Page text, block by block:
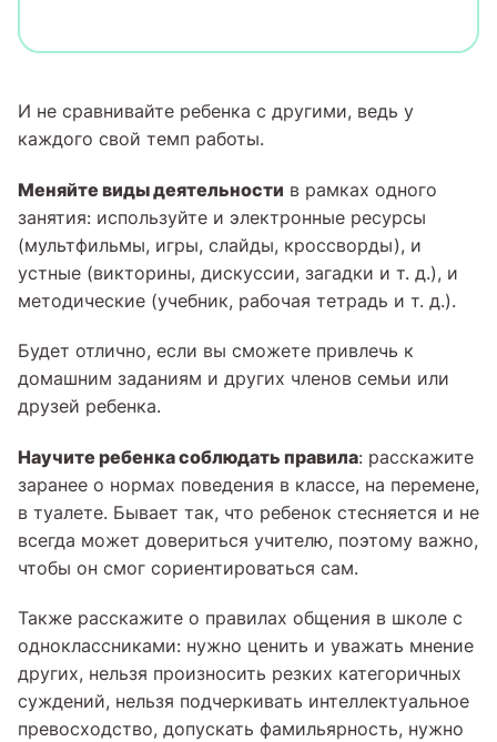
И не сравнивайте ребенка с другими, ведь у
каждого свой темп работы.
Меняйте виды деятельности в рамках одного
занятия: используйте и электронные ресурсы
(мультфильмы, игры, слайды, кроссворды), и
устные (викторины, дискуссии, загадки и т. д.), и
методические (учебник, рабочая тетрадь и т. д.).
Будет отлично, если вы сможете привлечь к
домашним заданиям и других членов семьи или
друзей ребенка.
Научите ребенка соблюдать правила: расскажите
заранее о нормах поведения в классе, на перемене,
в туалете. Бывает так, что ребенок стесняется и не
всегда может довериться учителю, поэтому важно,
чтобы он смог сориентироваться сам.
Также расскажите о правилах общения в школе с
одноклассниками: нужно ценить и уважать мнение
других, нельзя произносить резких категоричных
суждений, нельзя подчеркивать интеллектуальное
превосходство, допускать фамильярность, нужно